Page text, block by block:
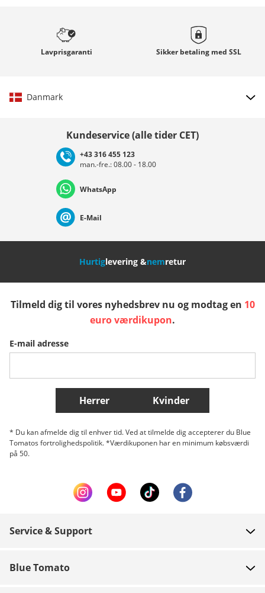
Lavprisgaranti Sikker betaling med SSL
Danmark
Deutschland Österreich
Nederland Italia (Italiano) Italien (Deutsch)
Slovenija
Belgique (Français) Danmark Norge
Flere lande
Kundeservice (alle tider CET)
+43 316 455 123
man.-fre.: 08.00 - 18.00
WhatsApp
E-Mail
Hurtiglevering &nemretur
Tilmeld dig til vores nyhedsbrev nu og modtag en 10
euro værdikupon.
E-mail adresse
Herrer Kvinder
* Du kan afmelde dig til enhver tid. Ved at tilmelde dig accepterer du Blue
Tomatos fortrolighedspolitik. *Værdikuponen har en minimum købsværdi
på 50.
Service & Support
Blue Tomato